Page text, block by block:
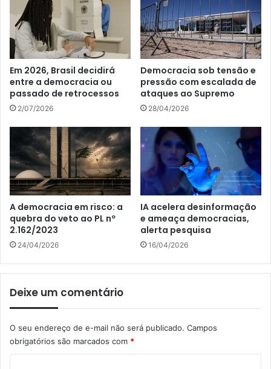
Em 2026, Brasil decidirá
entre a democracia ou
passado de retrocessos
2/07/2026
Democracia sob tensão e
pressão com escalada de
ataques ao Supremo
28/04/2026
A democracia em risco: a
quebra do veto ao PL nº
2.162/2023
24/04/2026
IA acelera desinformação
e ameaça democracias,
alerta pesquisa
16/04/2026
Deixe um comentário
O seu endereço de e-mail não será publicado. Campos
obrigatórios são marcados com *